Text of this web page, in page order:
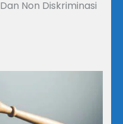
Dan Non Diskriminasi